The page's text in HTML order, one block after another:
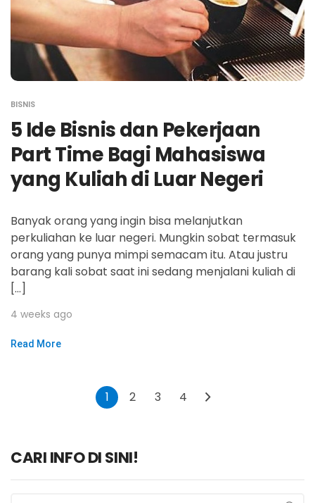
BISNIS
5 Ide Bisnis dan Pekerjaan
Part Time Bagi Mahasiswa
yang Kuliah di Luar Negeri
Banyak orang yang ingin bisa melanjutkan
perkuliahan ke luar negeri. Mungkin sobat termasuk
orang yang punya mimpi semacam itu. Atau justru
barang kali sobat saat ini sedang menjalani kuliah di
[…]
4 weeks ago
Read More
1 2 3 4
CARI INFO DI SINI!